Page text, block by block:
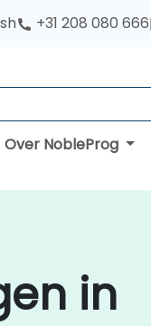
+31 208 080 666
Over NobleProg
in